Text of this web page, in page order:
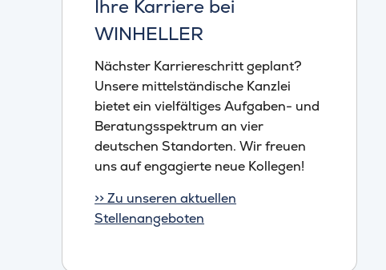
Ihre Karriere bei
WINHELLER
Nächster Karriereschritt geplant?
Unsere mittelständische Kanzlei
bietet ein vielfältiges Aufgaben- und
Beratungsspektrum an vier
deutschen Standorten. Wir freuen
uns auf engagierte neue Kollegen!
>> Zu unseren aktuellen
Stellenangeboten